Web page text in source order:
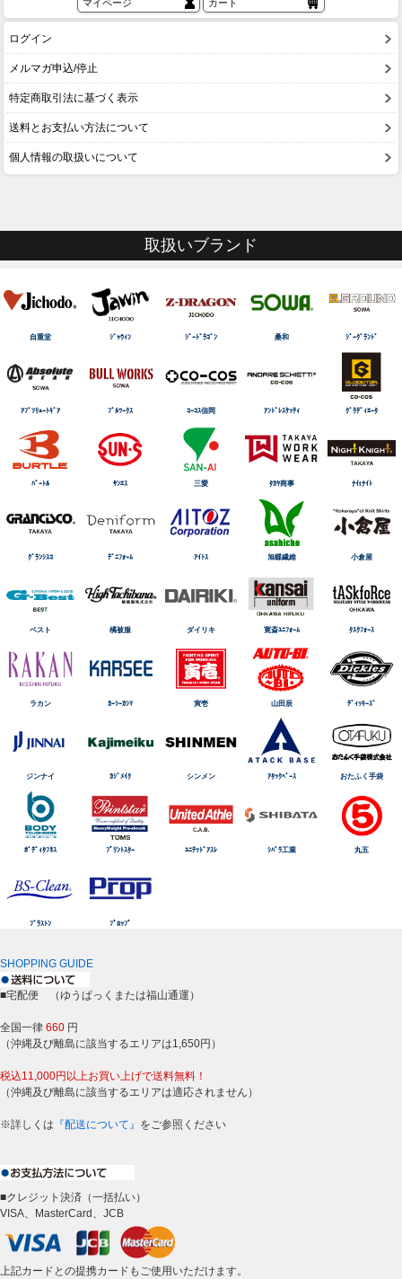
マイページ カート
ログイン
メルマガ申込/停止
特定商取引法に基づく表示
送料とお支払い方法について
個人情報の取扱いについて
取扱いブランド
自重堂 ｼﾞｬｳｨﾝ ｼﾞｰﾄﾞﾗｺﾞﾝ 桑和 ｼﾞｰｸﾞﾗﾝﾄﾞ
ｱﾌﾞｿﾘｭｰﾄｷﾞｱ ﾌﾞﾙﾜｰｸｽ ｺｰｺｽ信岡 ｱﾝﾄﾞﾚｽｹｯﾃｨ ｸﾞﾗﾃﾞｨｴｰﾀ
ﾊﾞｰﾄﾙ ｻﾝｴｽ 三愛 ﾀｶﾔ商事 ﾅｲtﾅｲﾄ
ｸﾞﾗﾝｼｽｺ ﾃﾞﾆﾌｫｰﾑ ｱｲﾄｽ 旭蝶繊維 小倉屋
ベスト 橘被服 ダイリキ 寛斎ﾕﾆﾌｫｰﾑ ﾀｽｸﾌｫｰｽ
ラカン ｶｰｼｰｶｼﾏ 寅壱 山田辰 ﾃﾞｨｯｷｰｽﾞ
ジンナイ ｶｼﾞﾒｲｸ シンメン ｱﾀｯｸﾍﾞｰｽ おたふく手袋
ﾎﾞﾃﾞｨﾀﾌﾈｽ ﾌﾟﾘﾝﾄｽﾀｰ ﾕﾆﾃｯﾄﾞｱｽﾚ ｼﾊﾞﾗ工業 丸五
ﾌﾞﾗｽﾄﾝ ﾌﾟﾛｯﾌﾟ
SHOPPING GUIDE
■宅配便 （ゆうぱっくまたは福山通運）
全国一律 660 円
（沖縄及び離島に該当するエリアは1,650円）
税込11,000円以上お買い上げで送料無料！
（沖縄及び離島に該当するエリアは適応されません）
※詳しくは 『配送について』 をご参照ください
■クレジット決済（一括払い）
VISA、MasterCard、JCB
上記カードとの提携カードもご使用いただけます。